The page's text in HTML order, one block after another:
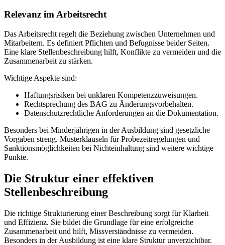
Relevanz im Arbeitsrecht
Das Arbeitsrecht regelt die Beziehung zwischen Unternehmen und
Mitarbeitern. Es definiert Pflichten und Befugnisse beider Seiten.
Eine klare Stellenbeschreibung hilft, Konflikte zu vermeiden und die
Zusammenarbeit zu stärken.
Wichtige Aspekte sind:
Haftungsrisiken bei unklaren Kompetenzzuweisungen.
Rechtsprechung des BAG zu Änderungsvorbehalten.
Datenschutzrechtliche Anforderungen an die Dokumentation.
Besonders bei Minderjährigen in der Ausbildung sind gesetzliche
Vorgaben streng. Musterklauseln für Probezeitregelungen und
Sanktionsmöglichkeiten bei Nichteinhaltung sind weitere wichtige
Punkte.
Die Struktur einer effektiven
Stellenbeschreibung
Die richtige Strukturierung einer Beschreibung sorgt für Klarheit
und Effizienz. Sie bildet die Grundlage für eine erfolgreiche
Zusammenarbeit und hilft, Missverständnisse zu vermeiden.
Besonders in der Ausbildung ist eine klare Struktur unverzichtbar.